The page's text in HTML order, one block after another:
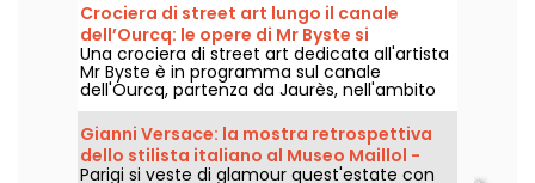
Crociera di street art lungo il canale
dell’Ourcq: le opere di Mr Byste si
espongono lungo il corso d’acqua
Una crociera di street art dedicata all'artista
Mr Byste è in programma sul canale
dell'Ourcq, partenza da Jaurès, nell'ambito
dell'Estate del Canale, sabato 8 agosto 2026.
In programma: una mostra a bordo, una
visita guidata delle opere visibili dall'acqua e
una scoperta dell'universo dello stencil
Gianni Versace: la mostra retrospettiva
dello stilista italiano al Museo Maillol -
proroghe
Parigi si veste di glamour quest'estate con